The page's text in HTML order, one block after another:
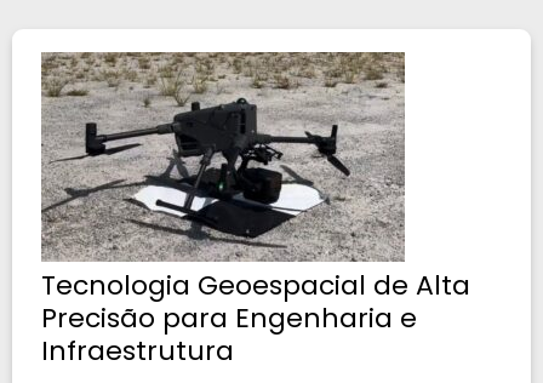
Tecnologia Geoespacial de Alta
Precisão para Engenharia e
Infraestrutura